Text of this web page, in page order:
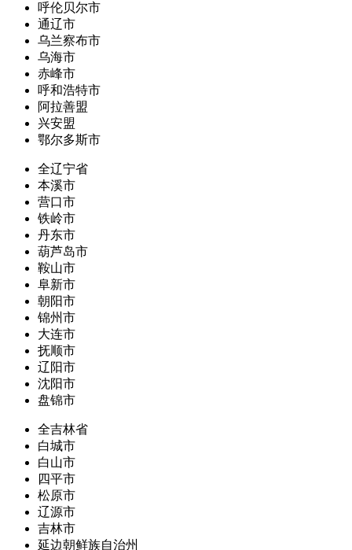
呼伦贝尔市
通辽市
乌兰察布市
乌海市
赤峰市
呼和浩特市
阿拉善盟
兴安盟
鄂尔多斯市
全辽宁省
本溪市
营口市
铁岭市
丹东市
葫芦岛市
鞍山市
阜新市
朝阳市
锦州市
大连市
抚顺市
辽阳市
沈阳市
盘锦市
全吉林省
白城市
白山市
四平市
松原市
辽源市
吉林市
延边朝鲜族自治州